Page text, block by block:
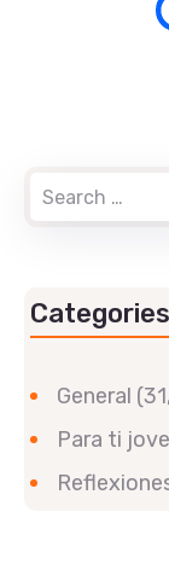
Categories
General
Para ti